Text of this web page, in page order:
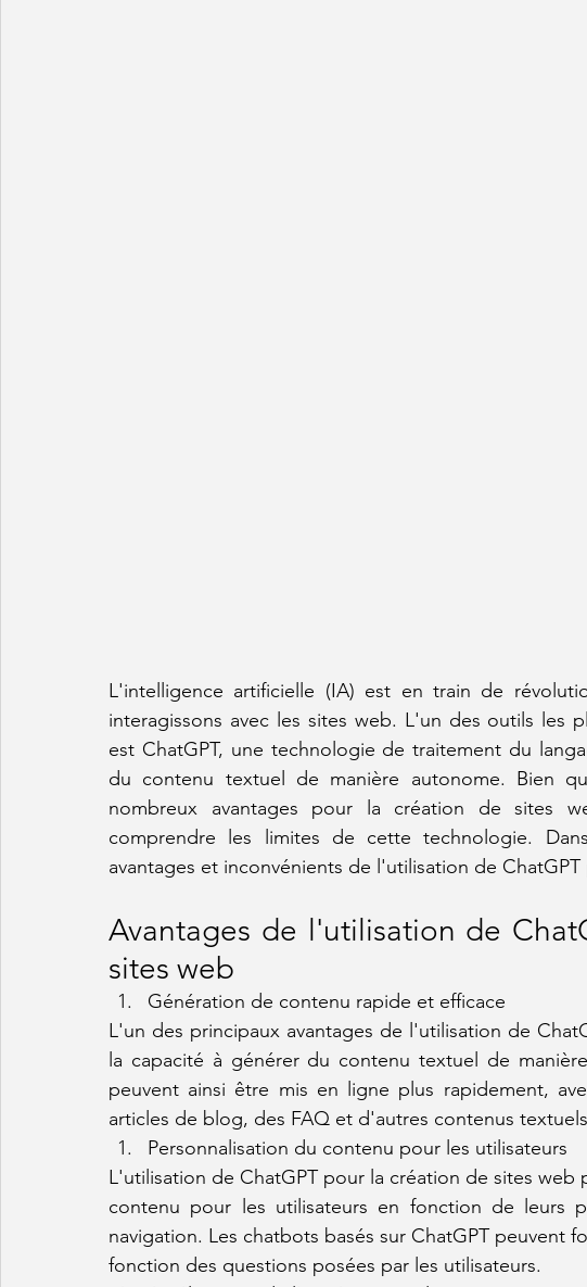
L'intelligence artificielle (IA) est en train de
interagissons avec les sites web. L'un des outils les
est ChatGPT, une technologie de traitement du
du contenu textuel de manière autonome. Bien
nombreux avantages pour la création de sites
comprendre les limites de cette technologie.
avantages et inconvénients de l'utilisation de
Avantages de l'utilisation de
sites web
Génération de contenu rapide et efficace
L'un des principaux avantages de l'utilisation de
la capacité à générer du contenu textuel de
peuvent ainsi être mis en ligne plus rapidement,
articles de blog, des FAQ et d'autres contenus
Personnalisation du contenu pour les utilisateurs
L'utilisation de ChatGPT pour la création de sites
contenu pour les utilisateurs en fonction de leurs
navigation. Les chatbots basés sur ChatGPT peuvent
fonction des questions posées par les utilisateurs.